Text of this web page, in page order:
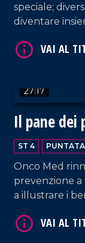
speciale;
diventare
voce ad ogni
27:17
Il pane dei
ST 4 PUNTATA
Onco Med
prevenzione
a illustrare i
VAI AL TITOLO